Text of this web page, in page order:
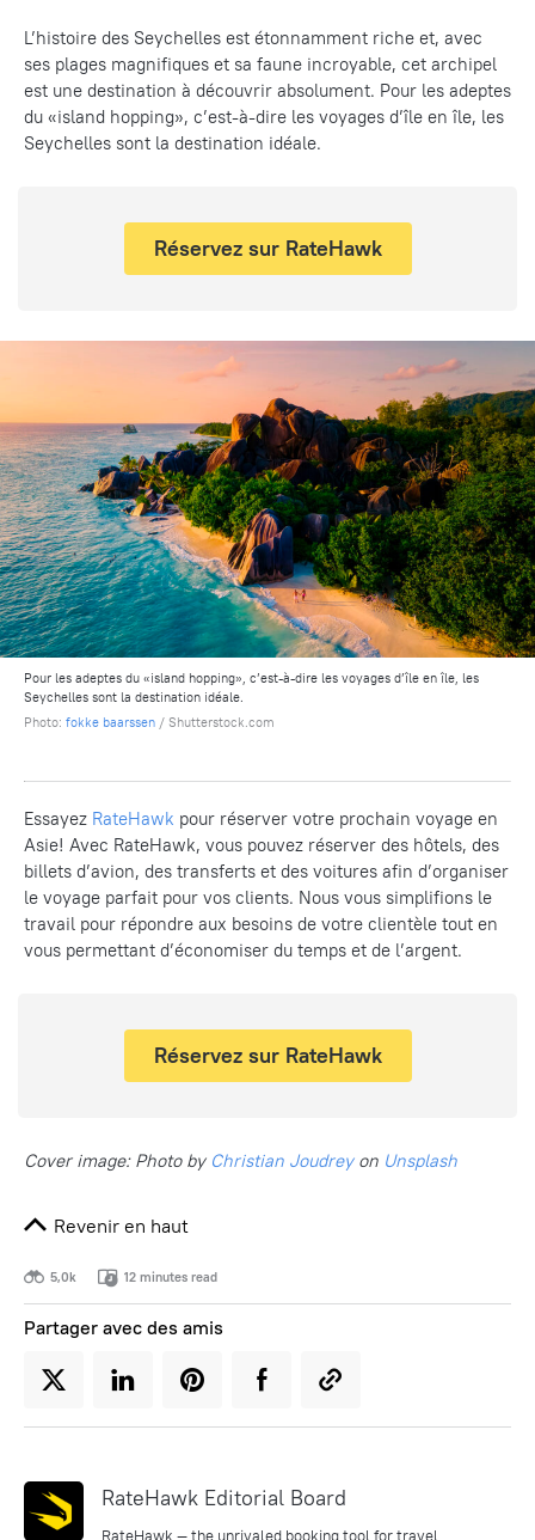
L’histoire des Seychelles est étonnamment riche et, avec
ses plages magnifiques et sa faune incroyable, cet archipel
est une destination à découvrir absolument. Pour les adeptes
du «island hopping», c’est-à-dire les voyages d’île en île, les
Seychelles sont la destination idéale.
Réservez sur RateHawk
Pour les adeptes du «island hopping», c’est-à-dire les voyages d’île en île, les
Seychelles sont la destination idéale.
Photo: fokke baarssen / Shutterstock.com
Essayez RateHawk pour réserver votre prochain voyage en
Asie! Avec RateHawk, vous pouvez réserver des hôtels, des
billets d’avion, des transferts et des voitures afin d’organiser
le voyage parfait pour vos clients. Nous vous simplifions le
travail pour répondre aux besoins de votre clientèle tout en
vous permettant d’économiser du temps et de l’argent.
Réservez sur RateHawk
Cover image: Photo by Christian Joudreyon Unsplash
Revenir en haut
5,0k 12 minutes read
Partager avec des amis
RateHawk Editorial Board
RateHawk — the unrivaled booking tool for travel